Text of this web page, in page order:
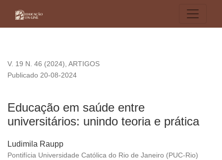
V. 19 N. 46 (2024), ARTIGOS
Educação em saúde entre
universitários: unindo teoria e prática
Publicado 20-08-2024
Ludimila Raupp
Pontifícia Universidade Católica do Rio de Janeiro (PUC-Rio)